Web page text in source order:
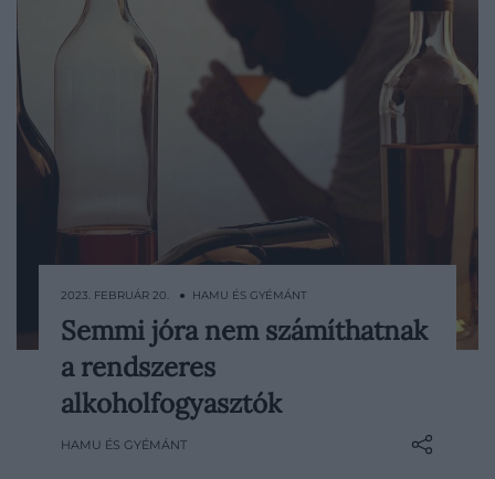
Egy kutatócsoport elemezte a rendszeres
alkoholfogyasztás hosszú távú hatásait
olyan embereken, akik például rákban,
tuberkulózisban, cukorbetegségben,
agysérülésben vagy influenzában
2023. FEBRUÁR 20. ● HAMU ÉS GYÉMÁNT
Semmi jóra nem számíthatnak
a rendszeres
alkoholfogyasztók
HAMU ÉS GYÉMÁNT